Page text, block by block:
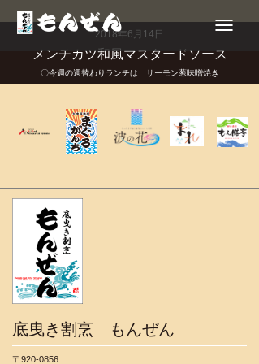
Toggle
navigation
2018年6月14日
メンチカツ和風マスタードソース
〇今週の週替わりランチは サーモン葱味噌焼き
底曳き割烹 もんぜん
〒920-0856